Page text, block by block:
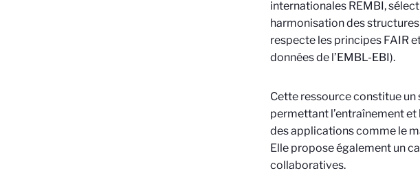
internationales REMBI,
harmonisation des
respecte les principes FAIR
données de l’EMBL-EBI).
Cette ressource constitue
permettant l’entraînement et
des applications comme le
Elle propose également un
collaboratives.